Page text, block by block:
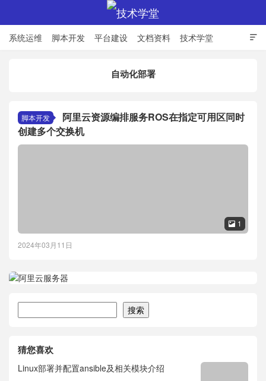

系统运维 脚本开发 平台建设 文档资料 技术学堂
自动化部署
脚本开发
阿里云资源编排服务ROS在指定可用区同时
创建多个交换机
 1
2024年03月11日
搜索
猜您喜欢
Linux部署并配置ansible及相关模块介绍